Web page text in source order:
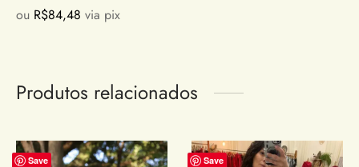
ou R$84,48 via pix
Produtos relacionados
Save Save